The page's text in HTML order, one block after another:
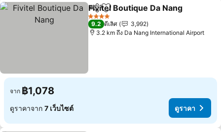
แชร์ เพิ่มในรายการโปรด
Fivitel Boutique Da Nang
4 ดาว
9.2 ดีเลิศ
3,992
3.2 km ถึง Da Nang International Airport
จาก ฿1,078
ดูราคาจาก 7 เว็บไซต์ ดูราคา